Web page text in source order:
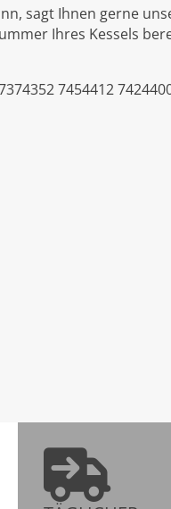
sagt Ihnen gerne
Ihres Kessels
7454412